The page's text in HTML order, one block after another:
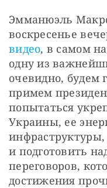
Эмманюэль
видео, в самом
одну из
очевидно, будем
примем
попытаться
Украины, ее
и подготовить
переговоров,
достижения